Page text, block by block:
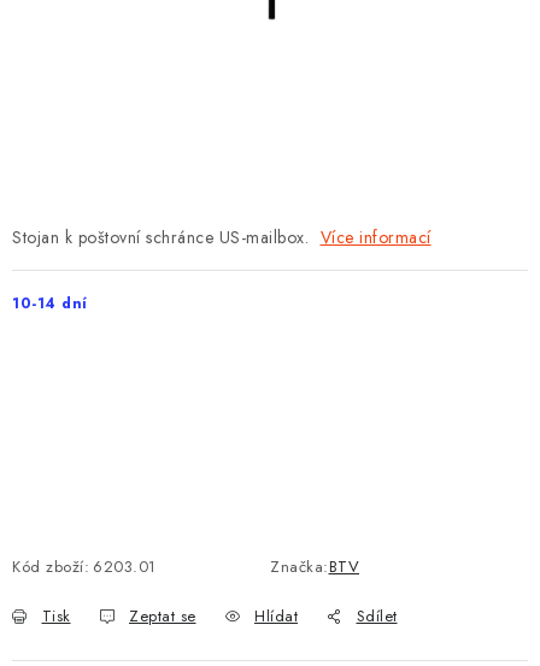
PROTIPOŽÁRNÍ BATERIOVÉ TREZORY NA LITHIOVÉ
NAŠE VÝHODY
REFERENCE
POŠTOVNÍ SCHRÁNKY
Stojan k poštovní schránce US-mailbox. Více informací
10-14 dní
Kód zboží: 6203.01 Značka:BTV
Tisk Zeptat se Hlídat Sdílet